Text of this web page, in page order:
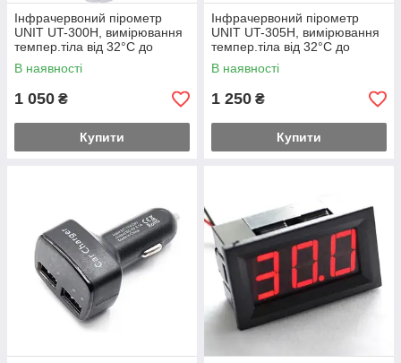
Інфрачервоний пірометр
UNIT UT-300H, вимірювання
темпер.тіла від 32°C до
42,9°C
В наявності
1 050 ₴
Купити
Інфрачервоний пірометр
UNIT UT-305H, вимірювання
темпер.тіла від 32°C до
42,9°C
В наявності
1 250 ₴
Купити